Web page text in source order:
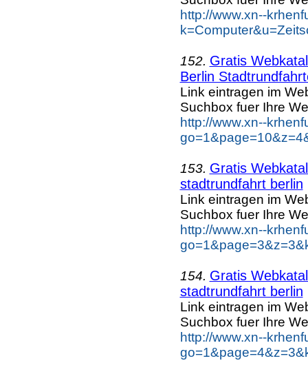
http://www.xn--
152. Gratis
Berlin
Link eintragen im
Suchbox fuer Ihre
http://www.xn--
153. Gratis
stadtrundfahrt berlin
Link eintragen im
Suchbox fuer Ihre
http://www.xn--
154. Gratis
stadtrundfahrt berlin
Link eintragen im
Suchbox fuer Ihre
http://www.xn--